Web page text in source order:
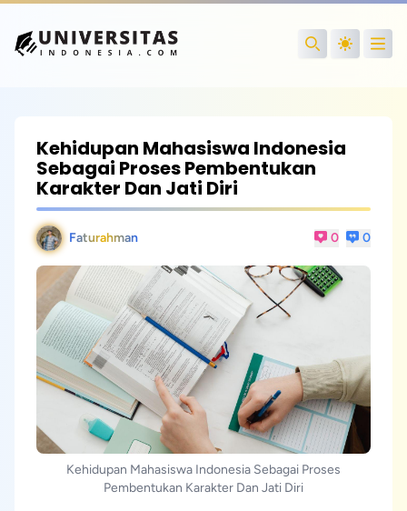
Search
Kehidupan Mahasiswa Indonesia
Sebagai Proses Pembentukan
Karakter Dan Jati Diri
Faturahman 0 0
Kehidupan Mahasiswa Indonesia Sebagai Proses
Pembentukan Karakter Dan Jati Diri